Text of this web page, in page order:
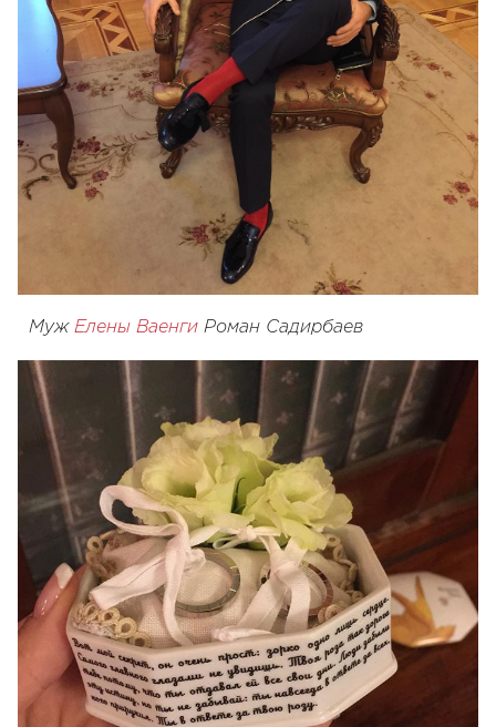
Муж Елены Ваенги Роман Садирбаев